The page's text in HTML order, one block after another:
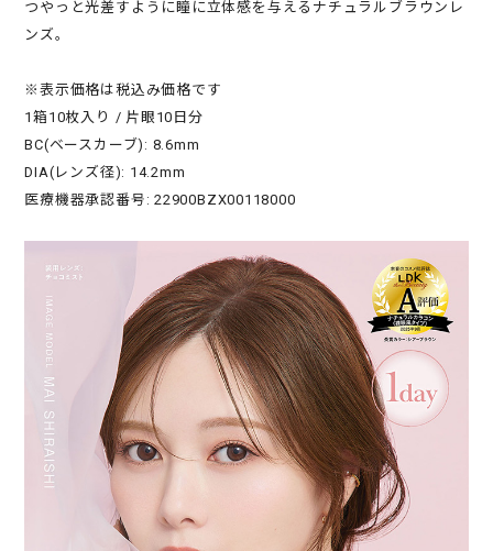
つやっと光差すように瞳に立体感を与えるナチュラルブラウンレ
ンズ。
※表示価格は税込み価格です
1箱10枚入り / 片眼10日分
BC(ベースカーブ): 8.6mm
DIA(レンズ径): 14.2mm
医療機器承認番号: 22900BZX00118000